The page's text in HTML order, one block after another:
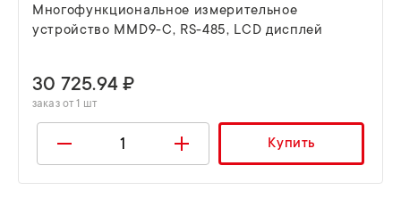
Многофункциональное измерительное
устройство MMD9-C, RS-485, LCD дисплей
30 725.94 ₽
заказ от 1 шт
Купить